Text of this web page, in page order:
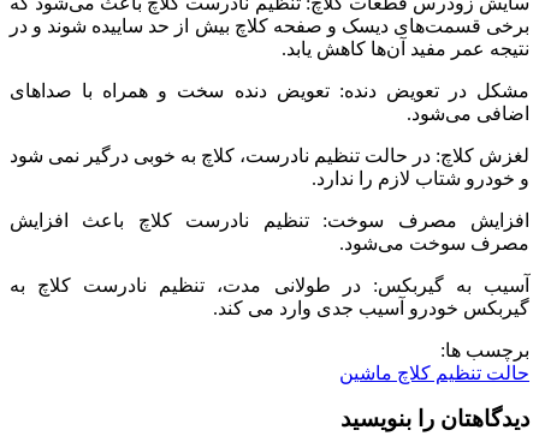
برخی قسمت‌های دیسک و صفحه کلاچ بیش از حد ساییده شوند و در
نتیجه عمر مفید آن‌ها کاهش یابد.
مشکل در تعویض دنده: تعویض دنده سخت و همراه با صداهای
اضافی می‌شود.
لغزش کلاچ: در حالت تنظیم نادرست، کلاچ به خوبی درگیر نمی‌ شود
و خودرو شتاب لازم را ندارد.
افزایش مصرف سوخت: تنظیم نادرست کلاچ باعث افزایش
مصرف سوخت می‌شود.
آسیب به گیربکس: در طولانی مدت، تنظیم نادرست کلاچ به
گیربکس خودرو آسیب جدی وارد می کند.
برچسب ها:
حالت تنظیم کلاچ ماشین
دیدگاهتان را بنویسید